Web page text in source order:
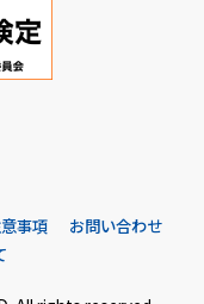
事項
お問い合わせ